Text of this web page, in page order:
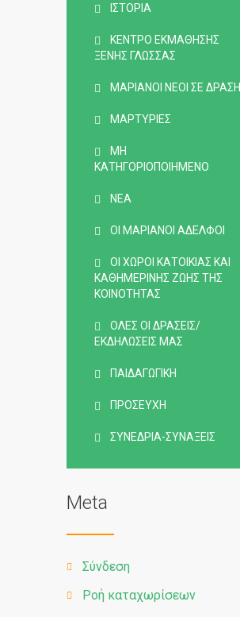
ΙΣΤΟΡΊΑ
ΚΈΝΤΡΟ ΕΚΜΆΘΗΣΗΣ
ΞΈΝΗΣ ΓΛΏΣΣΑΣ
ΜΑΡΙΑΝΟΊ ΝΈΟΙ ΣΕ ΔΡΆΣΗ
ΜΑΡΤΥΡΊΕΣ
ΜΗ
ΚΑΤΗΓΟΡΙΟΠΟΙΗΜΈΝΟ
ΝΈΑ
ΟΙ ΜΑΡΙΑΝΟΊ ΑΔΕΛΦΟΊ
ΟΙ ΧΏΡΟΙ ΚΑΤΟΙΚΊΑΣ ΚΑΙ
ΚΑΘΗΜΕΡΙΝΉΣ ΖΩΉΣ ΤΗΣ
ΚΟΙΝΌΤΗΤΑΣ
ΌΛΕΣ ΟΙ ΔΡΆΣΕΙΣ/
ΕΚΔΗΛΏΣΕΙΣ ΜΑΣ
ΠΑΙΔΑΓΩΓΙΚΉ
ΠΡΟΣΕΥΧΉ
ΣΥΝΈΔΡΙΑ-ΣΥΝΆΞΕΙΣ
Meta
Σύνδεση
Ροή καταχωρίσεων